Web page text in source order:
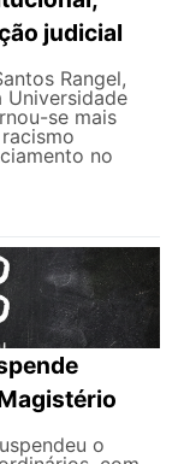
judicial
Rangel,
Universidade
se mais
no
o